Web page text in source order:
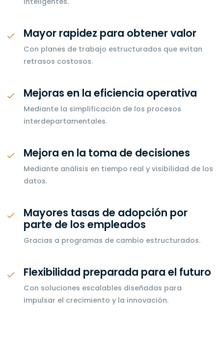
Mayor rapidez para obtener valor
Con planes de trabajo estructurados que evitan
retrasos costosos.
Mejoras en la eficiencia operativa
Mediante la simplificación de los procesos
interdepartamentales.
Mejora en la toma de decisiones
Mediante análisis en tiempo real y visibilidad de los
datos.
Mayores tasas de adopción por
parte de los empleados
Gracias a programas de cambio estructurados.
Flexibilidad preparada para el futuro
Con soluciones escalables diseñadas para
impulsar el crecimiento y la innovación.